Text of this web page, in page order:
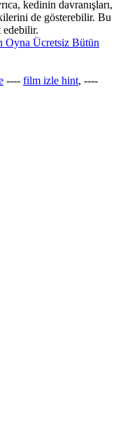
kedinin davranışları,
de gösterebilir. Bu
edebilir.
Ücretsiz Bütün
---- film izle hint, ----